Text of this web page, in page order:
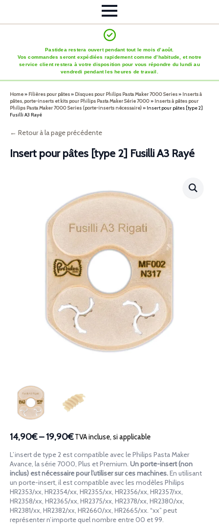
Pastidea restera ouvert pendant tout le mois d’août.
Vos commandes seront expédiées rapidement comme d’habitude, et notre
service client restera à votre disposition pour vous répondre du lundi au
vendredi pendant les heures de travail.
Home» Filières pour pâtes» Disques pour Philips Pasta Maker 7000 Series» Inserts à
pâtes, porte-inserts et kits pour Philips Pasta Maker Série 7000» Inserts à pâtes pour
Philips Pasta Maker 7000 Series (porte-inserts nécessaire)» Insert pour pâtes [type 2]
Fusilli A3 Rayé
← Retour à la page précédente
Insert pour pâtes [type 2] Fusilli A3 Rayé
14,90€–19,90€
Plage
de
prix :
14,90€
à
19,90€
TVA incluse, si applicable
L’insert de type 2 est compatible avec le Philips Pasta Maker
Avance, la série 7000, Plus et Premium. Un porte-insert (non
inclus) est nécessaire pour l’utiliser sur ces machines.En utilisant
un porte-insert, il est compatible avec les modèles Philips
HR2353/xx, HR2354/xx, HR2355/xx, HR2356/xx, HR2357/xx,
HR2358/xx, HR2365/xx, HR2375/xx, HR2378/xx, HR2380/xx,
HR2381/xx, HR2382/xx, HR2660/xx, HR2665/xx. “xx” peut
représenter n’importe quel nombre entre 00 et 99.